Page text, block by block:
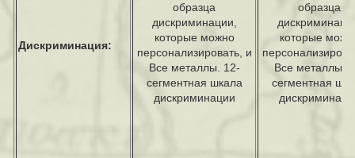
Дискриминация:
образца
дискриминации,
которые можно
персонализировать, и
Все металлы. 12-
сегментная шкала
дискриминации
образца
которые
Все металлы.
сегментная